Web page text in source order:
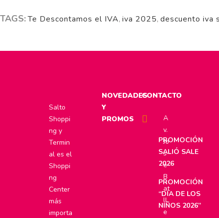
TAGS:Te Descontamos el IVA, iva 2025, descuento iva
Salto
Shoppi
ng y
Termin
al es el
Shoppi
ng
Center
más
importa
NOVEDADES
Y
PROMOS
PROMOCIÓN
SALIÓ SALE
2026
PROMOCIÓN
“DÍA DE LOS
NIÑOS 2026”
CONTACTO
A
v.
Jo
s
e
B
at
ll
e